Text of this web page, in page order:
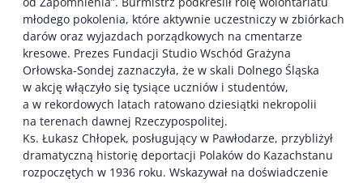
młodego pokolenia, które aktywnie uczestniczy w zbiórkach
darów oraz wyjazdach porządkowych na cmentarze
kresowe. Prezes Fundacji Studio Wschód Grażyna
Orłowska-Sondej zaznaczyła, że w skali Dolnego Śląska
w akcję włączyło się tysiące uczniów i studentów,
a w rekordowych latach ratowano dziesiątki nekropolii
na terenach dawnej Rzeczypospolitej.
Ks. Łukasz Chłopek, posługujący w Pawłodarze, przybliżył
dramatyczną historię deportacji Polaków do Kazachstanu
rozpoczętych w 1936 roku. Wskazywał na doświadczenie